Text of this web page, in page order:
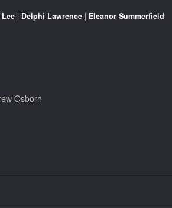
| Delphi Lawrence | Eleanor Summerfield
Osborn